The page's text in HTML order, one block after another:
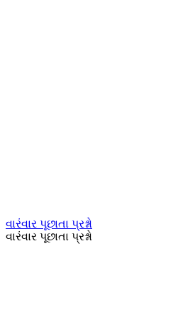
વારંવાર પૂછાતા પ્રશ્નો
વારંવાર પૂછાતા પ્રશ્નો